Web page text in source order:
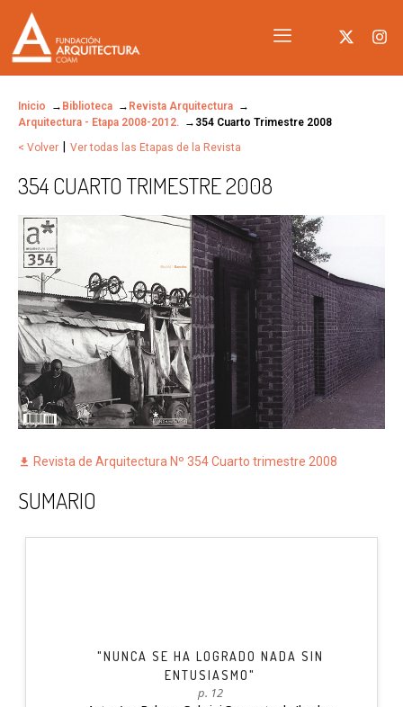
Inicio Biblioteca
Revista Arquitectura
Arquitectura - Etapa 2008-2012.
354 Cuarto Trimestre 2008
< Volver | Ver todas las Etapas de la Revista
354 CUARTO TRIMESTRE 2008
Revista de Arquitectura Nº 354 Cuarto trimestre 2008
SUMARIO
"NUNCA SE HA LOGRADO NADA SIN
ENTUSIASMO"
p. 12